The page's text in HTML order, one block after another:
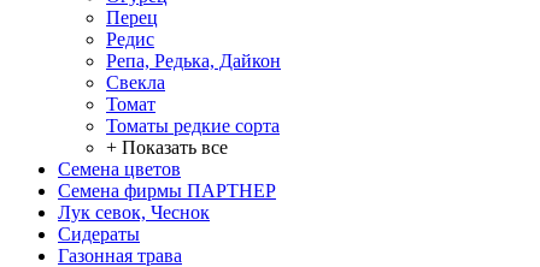
Перец
Редис
Репа, Редька, Дайкон
Свекла
Томат
Томаты редкие сорта
+ Показать все
Семена цветов
Семена фирмы ПАРТНЕР
Лук севок, Чеснок
Сидераты
Газонная трава